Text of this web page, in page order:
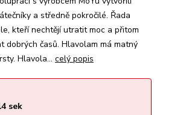
a středně pokročilé. Řada
kteří nechtějí utratit moc a přitom
dobrých časů. Hlavolam má matný
Hlavola... celý popis
sek